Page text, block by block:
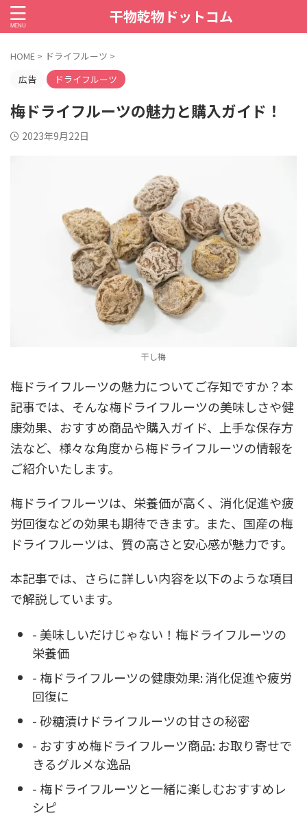
干物乾物ドットコム
HOME > ドライフルーツ >
広告
ドライフルーツ
梅ドライフルーツの魅力と購入ガイド！
2023年9月22日
干し梅
梅ドライフルーツの魅力についてご存知ですか？本
記事では、そんな梅ドライフルーツの美味しさや健
康効果、おすすめ商品や購入ガイド、上手な保存方
法など、様々な角度から梅ドライフルーツの情報を
ご紹介いたします。
梅ドライフルーツは、栄養価が高く、消化促進や疲
労回復などの効果も期待できます。また、国産の梅
ドライフルーツは、質の高さと安心感が魅力です。
本記事では、さらに詳しい内容を以下のような項目
で解説しています。
- 美味しいだけじゃない！梅ドライフルーツの
栄養価
- 梅ドライフルーツの健康効果: 消化促進や疲労
回復に
- 砂糖漬けドライフルーツの甘さの秘密
- おすすめ梅ドライフルーツ商品: お取り寄せで
きるグルメな逸品
- 梅ドライフルーツと一緒に楽しむおすすめレ
シピ